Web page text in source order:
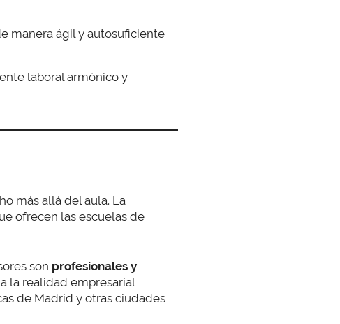
manera ágil y autosuficiente
laboral armónico y
más allá del aula. La
ofrecen las escuelas de
son profesionales y
la realidad empresarial
de Madrid y otras ciudades